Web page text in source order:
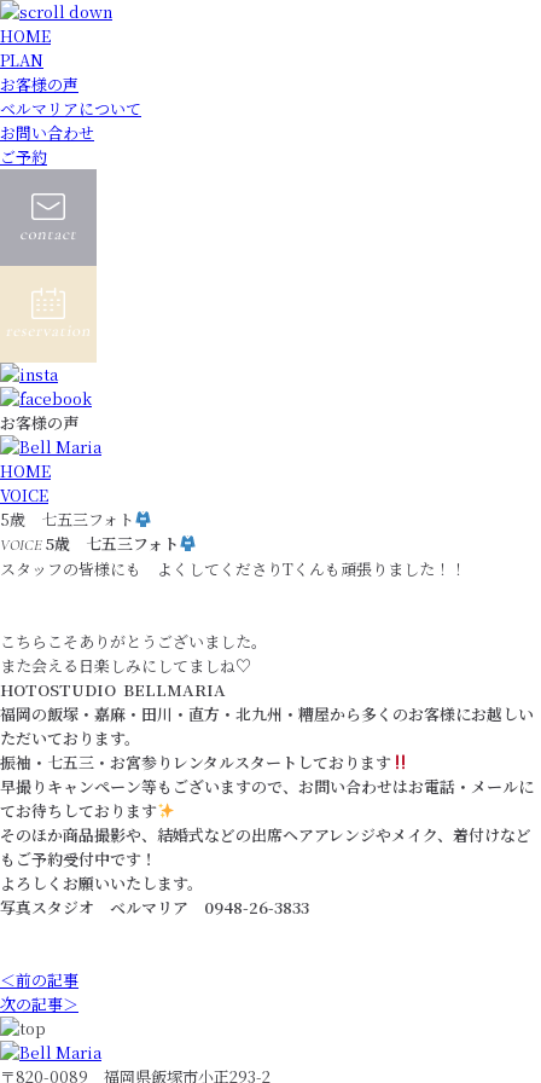
HOME
PLAN
お客様の声
ベルマリアについて
お問い合わせ
ご予約
お客様の声
HOME
VOICE
5歳 七五三フォト
VOICE5歳 七五三フォト
スタッフの皆様にも よくしてくださりTくんも頑張りました！！
こちらこそありがとうございました。
また会える日楽しみにしてましね♡
HOTOSTUDIO BELLMARIA
福岡の飯塚・嘉麻・田川・直方・北九州・糟屋から多くのお客様にお越しい
ただいております。
振袖・七五三・お宮参りレンタルスタートしております
早撮りキャンペーン等もございますので、お問い合わせはお電話・メールに
てお待ちしております
そのほか商品撮影や、結婚式などの出席ヘアアレンジやメイク、着付けなど
もご予約受付中です！
よろしくお願いいたします。
写真スタジオ ベルマリア 0948-26-3833
＜前の記事
次の記事＞
〒820-0089 福岡県飯塚市小正293-2